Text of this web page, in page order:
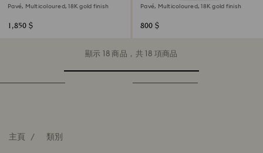
Pavé, Multicoloured, 18K gold finish
1,850 $
Pavé, Multicoloured, 18K gold finish
800 $
顯示 18 商品，共 18 項商品
主頁 類別